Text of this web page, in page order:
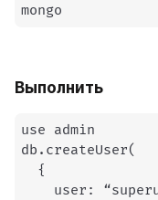
mongo
Выполнить
use admin
db.createUser(
{
user: